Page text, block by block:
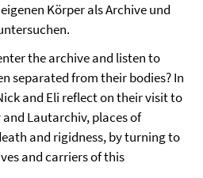
Körper als Archive und
the archive and listen to
separated from their bodies? In
and Eli reflect on their visit to
Lautarchiv, places of
and rigidness, by turning to
and carriers of this